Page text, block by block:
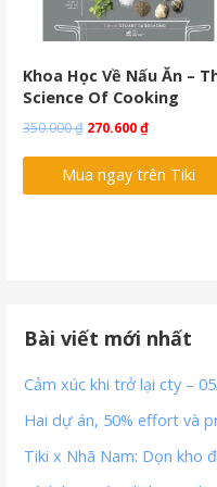
Khoa Học Về Nấu Ăn –
Science Of Cooking
350.000₫ Original
was:
350.000 ₫.
270.600₫Current
is:
270.600 ₫.
Mua ngay trên Tiki
Bài viết mới nhất
Cảm xúc khi trở lại cty –
Hai dự án, 50% effort và
Tiki x Nhã Nam: Dọn kho